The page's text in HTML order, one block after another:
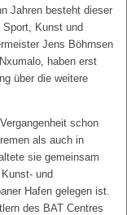
Jahren besteht dieser
Kunst und
Jens Böhrnsen
haben erst
über die weitere
schon
als auch in
sie gemeinsam
und
Hafen gelegen ist.
des BAT Centres